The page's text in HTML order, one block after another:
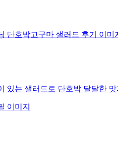
있는 샐러드로 단호박 달달한